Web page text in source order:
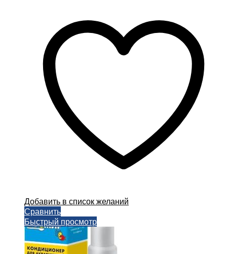
Добавить в список желаний
Сравнить
Быстрый просмотр